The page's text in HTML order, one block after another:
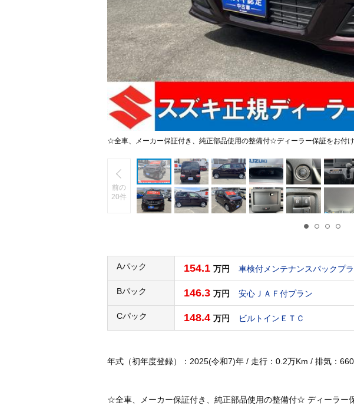
☆全車、メーカー保証付き、純正部品使用の整備付☆ディーラー保証をお付
前の
20件
Aパック 154.1 万円 車検付メンテナンスパックプ
Bパック 146.3 万円 安心ＪＡＦ付プラン
Cパック 148.4 万円 ビルトインＥＴＣ
年式（初年度登録）：2025(令和7)年 / 走行：0.2万Km / 排気：
☆全車、メーカー保証付き、純正部品使用の整備付☆ ディーラー